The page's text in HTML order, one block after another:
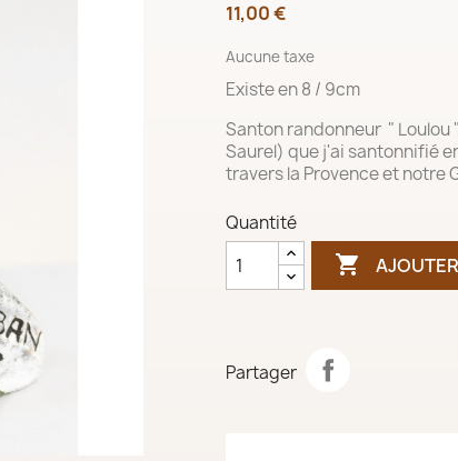
11,00 €
Aucune taxe
Existe en 8 / 9cm
Santon randonneur " Loulou
Saurel) que j'ai santonnifié
travers la Provence et notre
Quantité

Partager